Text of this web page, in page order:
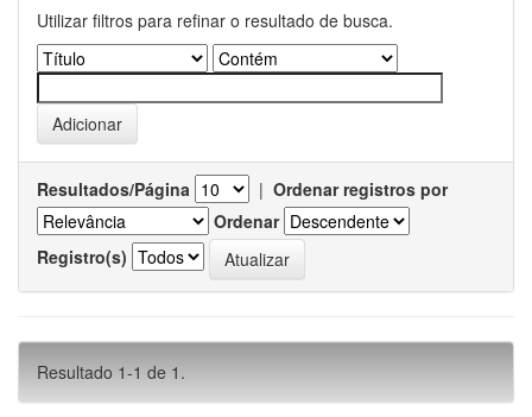
Utilizar filtros para refinar o resultado de busca.
Resultados/Página | Ordenar registros por
Ordenar
Registro(s)
Resultado 1-1 de 1.